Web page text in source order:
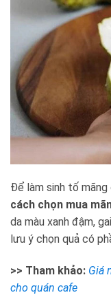
Để làm sinh tố mãng
cách chọn mua
da màu xanh đậm,
lưu ý chọn quả có
>> Tham khảo: Giá
cho quán cafe